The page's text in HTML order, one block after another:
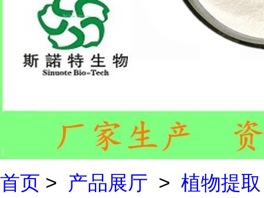
首页 > 产品展厅 > 植物提取